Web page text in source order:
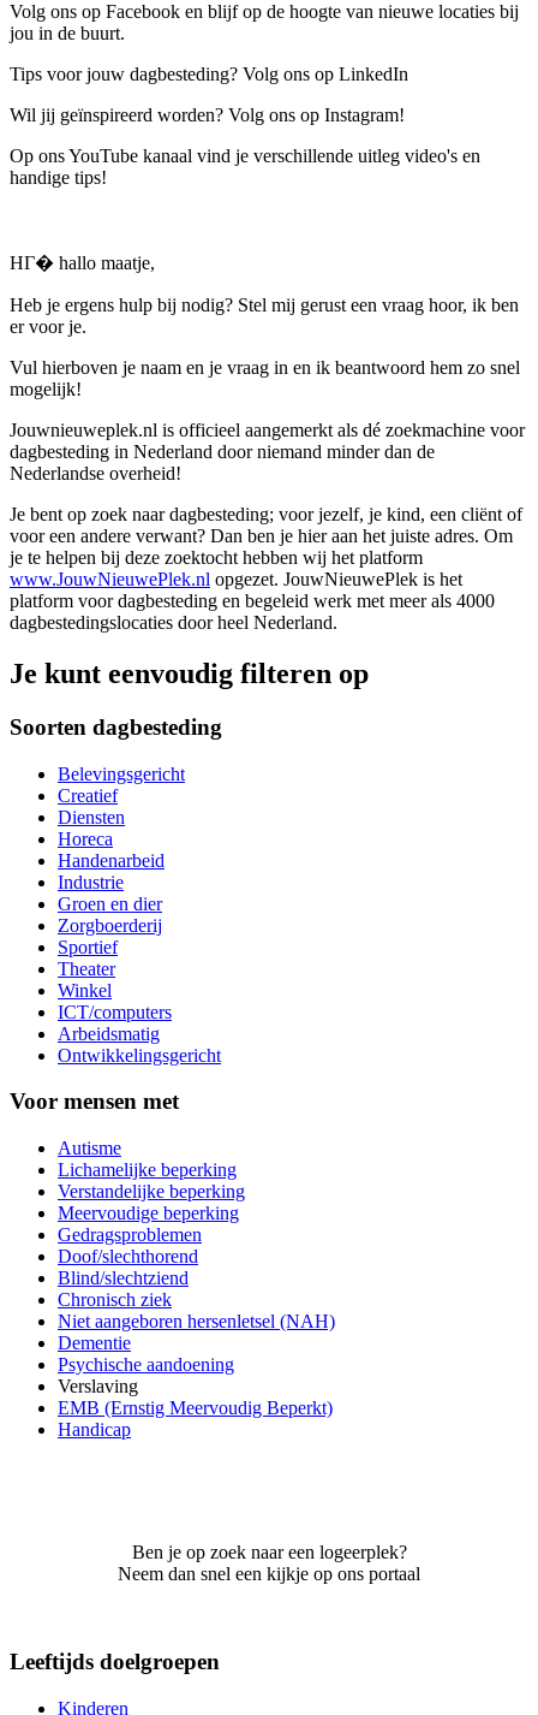
Volg ons op Facebook en blijf op de hoogte van nieuwe locaties bij
jou in de buurt.
Tips voor jouw dagbesteding? Volg ons op LinkedIn
Wil jij geïnspireerd worden? Volg ons op Instagram!
Op ons YouTube kanaal vind je verschillende uitleg video's en
handige tips!
HГ� hallo maatje,
Heb je ergens hulp bij nodig? Stel mij gerust een vraag hoor, ik ben
er voor je.
Vul hierboven je naam en je vraag in en ik beantwoord hem zo snel
mogelijk!
Jouwnieuweplek.nl is officieel aangemerkt als dé zoekmachine voor
dagbesteding in Nederland door niemand minder dan de
Nederlandse overheid!
Je bent op zoek naar dagbesteding; voor jezelf, je kind, een cliënt of
voor een andere verwant? Dan ben je hier aan het juiste adres. Om
je te helpen bij deze zoektocht hebben wij het platform
www.JouwNieuwePlek.nl opgezet. JouwNieuwePlek is het
platform voor dagbesteding en begeleid werk met meer als 4000
dagbestedingslocaties door heel Nederland.
Je kunt eenvoudig filteren op
Soorten dagbesteding
Belevingsgericht
Creatief
Diensten
Horeca
Handenarbeid
Industrie
Groen en dier
Zorgboerderij
Sportief
Theater
Winkel
ICT/computers
Arbeidsmatig
Ontwikkelingsgericht
Voor mensen met
Autisme
Lichamelijke beperking
Verstandelijke beperking
Meervoudige beperking
Gedragsproblemen
Doof/slechthorend
Blind/slechtziend
Chronisch ziek
Niet aangeboren hersenletsel (NAH)
Dementie
Psychische aandoening
Verslaving
EMB (Ernstig Meervoudig Beperkt)
Handicap
Ben je op zoek naar een logeerplek?
Neem dan snel een kijkje op ons portaal
Leeftijds doelgroepen
Kinderen